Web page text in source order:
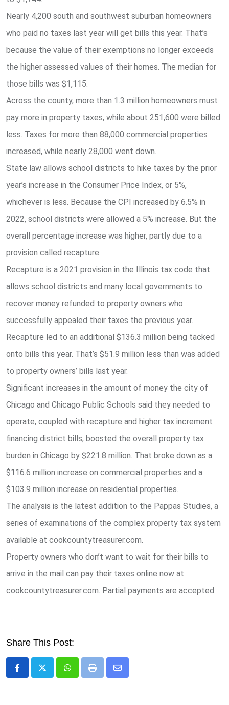
Nearly 4,200 south and southwest suburban homeowners
who paid no taxes last year will get bills this year. That’s
because the value of their exemptions no longer exceeds
the higher assessed values of their homes. The median for
those bills was $1,115.
Across the county, more than 1.3 million homeowners must
pay more in property taxes, while about 251,600 were billed
less. Taxes for more than 88,000 commercial properties
increased, while nearly 28,000 went down.
State law allows school districts to hike taxes by the prior
year’s increase in the Consumer Price Index, or 5%,
whichever is less. Because the CPI increased by 6.5% in
2022, school districts were allowed a 5% increase. But the
overall percentage increase was higher, partly due to a
provision called recapture.
Recapture is a 2021 provision in the Illinois tax code that
allows school districts and many local governments to
recover money refunded to property owners who
successfully appealed their taxes the previous year.
Recapture led to an additional $136.3 million being tacked
onto bills this year. That’s $51.9 million less than was added
to property owners’ bills last year.
Significant increases in the amount of money the city of
Chicago and Chicago Public Schools said they needed to
operate, coupled with recapture and higher tax increment
financing district bills, boosted the overall property tax
burden in Chicago by $221.8 million. That broke down as a
$116.6 million increase on commercial properties and a
$103.9 million increase on residential properties.
The analysis is the latest addition to the Pappas Studies, a
series of examinations of the complex property tax system
available at cookcountytreasurer.com.
Property owners who don’t want to wait for their bills to
arrive in the mail can pay their taxes online now at
cookcountytreasurer.com. Partial payments are accepted
Share This Post:
Whatsapp
Print
Share